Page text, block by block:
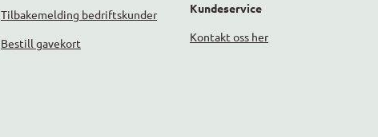
Tilbakemelding bedriftskunder
Bestill gavekort
Kundeservice
Kontakt oss her